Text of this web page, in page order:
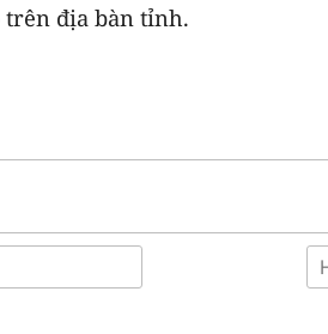
trên địa bàn tỉnh.